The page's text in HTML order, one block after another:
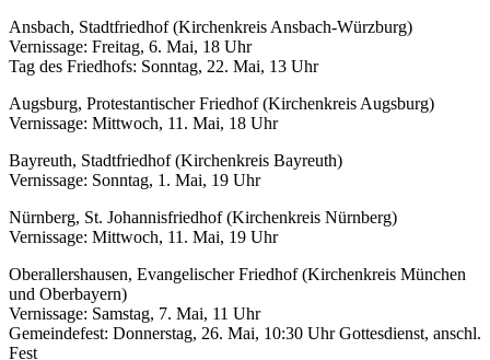
Ansbach, Stadtfriedhof (Kirchenkreis Ansbach-Würzburg)
Vernissage: Freitag, 6. Mai, 18 Uhr
Tag des Friedhofs: Sonntag, 22. Mai, 13 Uhr
Augsburg, Protestantischer Friedhof (Kirchenkreis Augsburg)
Vernissage: Mittwoch, 11. Mai, 18 Uhr
Bayreuth, Stadtfriedhof (Kirchenkreis Bayreuth)
Vernissage: Sonntag, 1. Mai, 19 Uhr
Nürnberg, St. Johannisfriedhof (Kirchenkreis Nürnberg)
Vernissage: Mittwoch, 11. Mai, 19 Uhr
Oberallershausen, Evangelischer Friedhof (Kirchenkreis München
und Oberbayern)
Vernissage: Samstag, 7. Mai, 11 Uhr
Gemeindefest: Donnerstag, 26. Mai, 10:30 Uhr Gottesdienst, anschl.
Fest